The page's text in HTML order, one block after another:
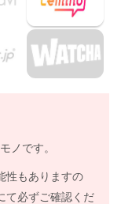
？～』の動画は
ービスで安全に
？～』動画フル無
ノです。
性もありますの
て必ずご確認くだ